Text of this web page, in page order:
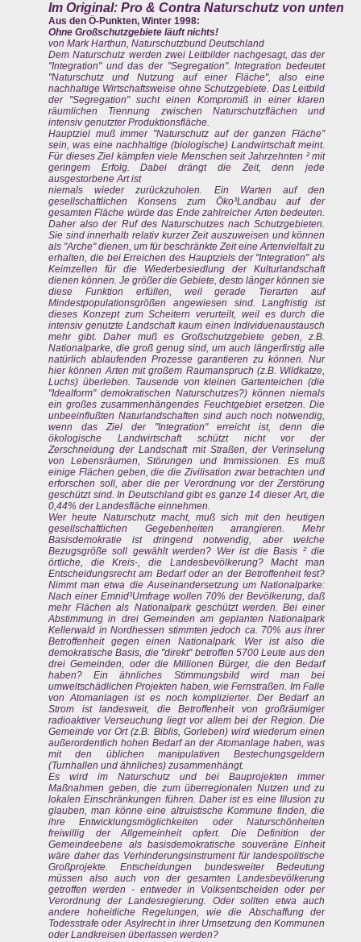
Im Original: Pro & Contra Naturschutz von unten
Aus den Ö-Punkten, Winter 1998:
Ohne Großschutzgebiete läuft nichts!
von Mark Harthun, Naturschutzbund Deutschland
Dem Naturschutz werden zwei Leitbilder nachgesagt, das der
"Integration" und das der "Segregation". Integration bedeutet
"Naturschutz und Nutzung auf einer Fläche", also eine
nachhaltige Wirtschaftsweise ohne Schutzgebiete. Das Leitbild
der "Segregation" sucht einen Kompromiß in einer klaren
räumlichen Trennung zwischen Naturschutzflächen und
intensiv genutzter Produktionsfläche.
Hauptziel muß immer "Naturschutz auf der ganzen Fläche"
sein, was eine nachhaltige (biologische) Landwirtschaft meint.
Für dieses Ziel kämpfen viele Menschen seit Jahrzehnten ² mit
geringem Erfolg. Dabei drängt die Zeit, denn jede
ausgestorbene Art ist
niemals wieder zurückzuholen. Ein Warten auf den
gesellschaftlichen Konsens zum Öko³Landbau auf der
gesamten Fläche würde das Ende zahlreicher Arten bedeuten.
Daher also der Ruf des Naturschutzes nach Schutzgebieten.
Sie sind innerhalb relativ kurzer Zeit auszuweisen und können
als "Arche" dienen, um für beschränkte Zeit eine Artenvielfalt zu
erhalten, die bei Erreichen des Hauptziels der "Integration" als
Keimzellen für die Wiederbesiedlung der Kulturlandschaft
dienen können. Je größer die Gebiete, desto länger können sie
diese Funktion erfüllen, weil gerade Tierarten auf
Mindestpopulationsgrößen angewiesen sind. Langfristig ist
dieses Konzept zum Scheitern verurteilt, weil es durch die
intensiv genutzte Landschaft kaum einen Individuenaustausch
mehr gibt. Daher muß es Großschutzgebiete geben, z.B.
Nationalparke, die groß genug sind, um auch längerfirstig alle
natürlich ablaufenden Prozesse garantieren zu können. Nur
hier können Arten mit großem Raumanspruch (z.B. Wildkatze,
Luchs) überleben. Tausende von kleinen Gartenteichen (die
"Idealform" demokratischen Naturschutzes?) können niemals
ein großes zusammenhängendes Feuchtgebiet ersetzen. Die
unbeeinflußten Naturlandschaften sind auch noch notwendig,
wenn das Ziel der "Integration" erreicht ist, denn die
ökologische Landwirtschaft schützt nicht vor der
Zerschneidung der Landschaft mit Straßen, der Verinselung
von Lebensräumen, Störungen und Immissionen. Es muß
einige Flächen geben, die die Zivilisation zwar betrachten und
erforschen soll, aber die per Verordnung vor der Zerstörung
geschützt sind. In Deutschland gibt es ganze 14 dieser Art, die
0,44% der Landesfläche einnehmen.
Wer heute Naturschutz macht, muß sich mit den heutigen
gesellschaftlichen Gegebenheiten arrangieren. Mehr
Basisdemokratie ist dringend notwendig, aber welche
Bezugsgröße soll gewählt werden? Wer ist die Basis ² die
örtliche, die Kreis-, die Landesbevölkerung? Macht man
Entscheidungsrecht am Bedarf oder an der Betroffenheit fest?
Nimmt man etwa die Auseinandersetzung um Nationalparke:
Nach einer Emnid³Umfrage wollen 70% der Bevölkerung, daß
mehr Flächen als Nationalpark geschützt werden. Bei einer
Abstimmung in drei Gemeinden am geplanten Nationalpark
Kellerwald in Nordhessen stimmten jedoch ca. 70% aus ihrer
Betroffenheit gegen einen Nationalpark. Wer ist also die
demokratische Basis, die "direkt" betroffen 5700 Leute aus den
drei Gemeinden, oder die Millionen Bürger, die den Bedarf
haben? Ein ähnliches Stimmungsbild wird man bei
umweltschädlichen Projekten haben, wie Fernstraßen. Im Falle
von Atomanlagen ist es noch komplizierter. Der Bedarf an
Strom ist landesweit, die Betroffenheit von großräumiger
radioaktiver Verseuchung liegt vor allem bei der Region. Die
Gemeinde vor Ort (z.B. Biblis, Gorleben) wird wiederum einen
außerordentlich hohen Bedarf an der Atomanlage haben, was
mit den üblichen manipulativen Bestechungsgeldern
(Turnhallen und ähnliches) zusammenhängt.
Es wird im Naturschutz und bei Bauprojekten immer
Maßnahmen geben, die zum überregionalen Nutzen und zu
lokalen Einschränkungen führen. Daher ist es eine Illusion zu
glauben, man könne eine altruistische Kommune finden, die
ihre Entwicklungsmöglichkeiten oder Naturschönheiten
freiwillig der Allgemeinheit opfert. Die Definition der
Gemeindeebene als basisdemokratische souveräne Einheit
wäre daher das Verhinderungsinstrument für landespolitische
Großprojekte. Entscheidungen bundesweiter Bedeutung
müssen also auch von der gesamten Landesbevölkerung
getroffen werden - entweder in Volksentscheiden oder per
Verordnung der Landesregierung. Oder sollten etwa auch
andere hoheitliche Regelungen, wie die Abschaffung der
Todesstrafe oder Asylrecht in ihrer Umsetzung den Kommunen
oder Landkreisen überlassen werden?